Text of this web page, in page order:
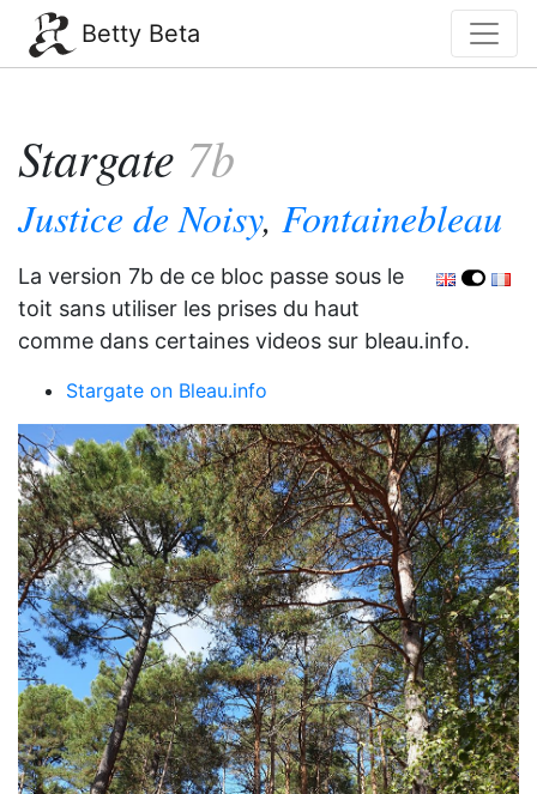
Betty Beta
Stargate 7b
Justice de Noisy, Fontainebleau
La version 7b de ce bloc passe sous le
toit sans utiliser les prises du haut
comme dans certaines videos sur bleau.info.
Stargate on Bleau.info